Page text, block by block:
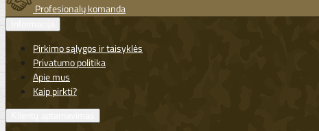
Profesionalų komanda
Pirkimo sąlygos ir taisyklės
Privatumo politika
Apie mus
Kaip pirkti?